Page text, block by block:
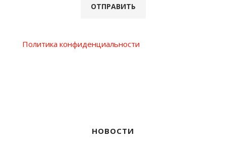
Политика конфиденциальности
НОВОСТИ